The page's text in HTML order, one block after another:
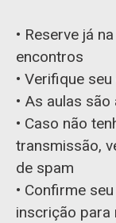
• Reserve já
encontros
• Verifique
• As aulas
• Caso não
transmissão,
de spam
• Confirme
inscrição para